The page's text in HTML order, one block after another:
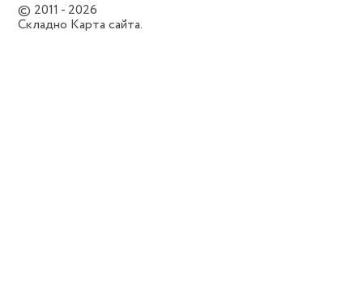
© 2011 - 2026
Складно Карта сайта.